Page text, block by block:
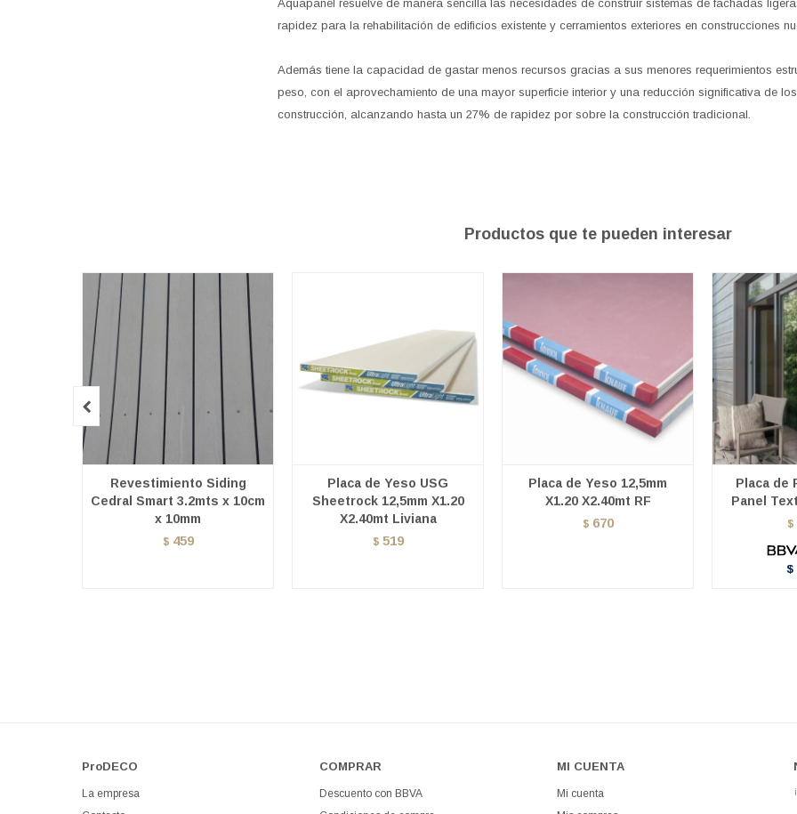
Aquapanel resuelve de manera sencilla las necesidades de construir sistemas de fachadas
rapidez para la rehabilitación de edificios existente y cerramientos exteriores en construcciones
Además tiene la capacidad de gastar menos recursos gracias a sus menores requerimientos
peso, con el aprovechamiento de una mayor superficie interior y una reducción significativa de
construcción, alcanzando hasta un 27% de rapidez por sobre la construcción tradicional.
Productos que te pueden interesar
Revestimiento Siding
Cedral Smart 3.2mts x 10cm
x 10mm
$ 459
Placa de Yeso USG
Sheetrock 12,5mm X1.20
X2.40mt Liviana
$ 519
Placa de Yeso 12,5mm
X1.20 X2.40mt RF
$ 670
Placa de
Panel
$
$

ProDECO
La empresa
COMPRAR
Descuento con BBVA
MI CUENTA
Mi cuenta